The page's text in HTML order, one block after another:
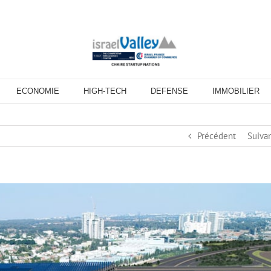
ECONOMIE HIGH-TECH DEFENSE IMMOBILIER
Précédent